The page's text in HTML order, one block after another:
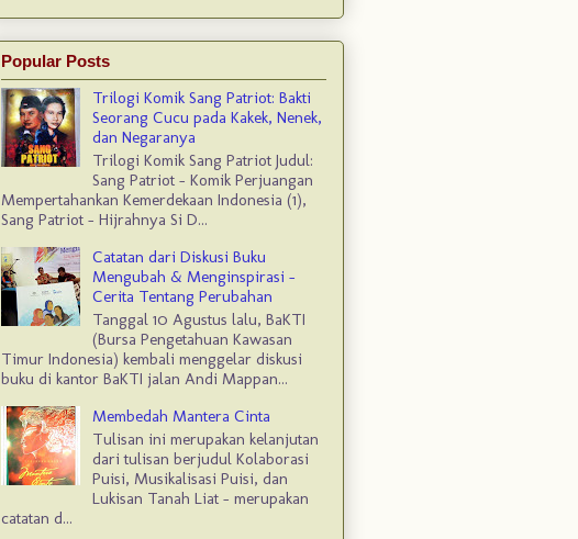
Popular Posts
Trilogi Komik Sang Patriot: Bakti
Seorang Cucu pada Kakek, Nenek,
dan Negaranya
Trilogi Komik Sang Patriot Judul:
Sang Patriot – Komik Perjuangan
Mempertahankan Kemerdekaan Indonesia (1),
Sang Patriot – Hijrahnya Si D...
Catatan dari Diskusi Buku
Mengubah & Menginspirasi –
Cerita Tentang Perubahan
Tanggal 10 Agustus lalu, BaKTI
(Bursa Pengetahuan Kawasan
Timur Indonesia) kembali menggelar diskusi
buku di kantor BaKTI jalan Andi Mappan...
Membedah Mantera Cinta
Tulisan ini merupakan kelanjutan
dari tulisan berjudul Kolaborasi
Puisi, Musikalisasi Puisi, dan
Lukisan Tanah Liat – merupakan
catatan d...